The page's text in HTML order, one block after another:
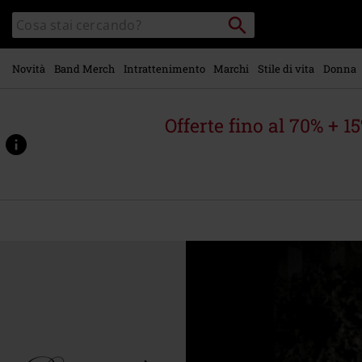
contenuto
principale
Cerca
nel
catalogo
Cerca
Punto
di
ritiro
Novità Band Merch Intrattenimento Marchi Stile di vita Donna
Offerte fino al 70% +